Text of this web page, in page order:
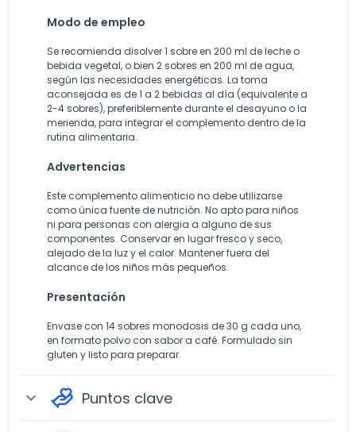
Modo de empleo
Se recomienda disolver 1 sobre en 200 ml de leche o
bebida vegetal, o bien 2 sobres en 200 ml de agua,
según las necesidades energéticas. La toma
aconsejada es de 1 a 2 bebidas al día (equivalente a
2-4 sobres), preferiblemente durante el desayuno o la
merienda, para integrar el complemento dentro de la
rutina alimentaria.
Advertencias
Este complemento alimenticio no debe utilizarse
como única fuente de nutrición. No apto para niños
ni para personas con alergia a alguno de sus
componentes. Conservar en lugar fresco y seco,
alejado de la luz y el calor. Mantener fuera del
alcance de los niños más pequeños.
Presentación
Envase con 14 sobres monodosis de 30 g cada uno,
en formato polvo con sabor a café. Formulado sin
gluten y listo para preparar.
expand_more Puntos clave